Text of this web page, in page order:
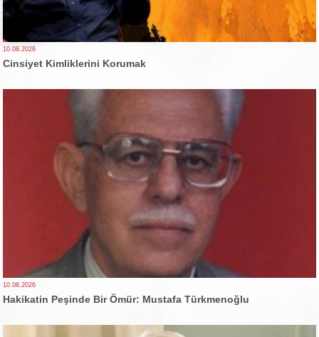
10.08.2026
Cinsiyet Kimliklerini Korumak
10.08.2026
Hakikatin Peşinde Bir Ömür: Mustafa Türkmenoğlu